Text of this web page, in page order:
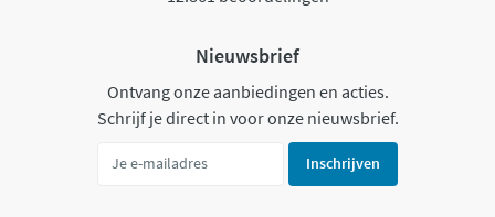
Nieuwsbrief
Ontvang onze aanbiedingen en acties.
Schrijf je direct in voor onze nieuwsbrief.
Inschrijven